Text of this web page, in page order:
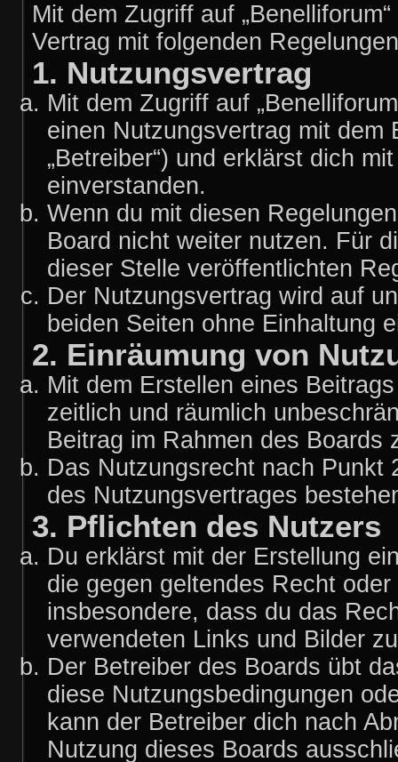
Mit dem Zugriff auf
Vertrag mit folgenden
1. Nutzungsvertrag
Mit dem Zugriff auf
einen Nutzungsvertrag mit dem
„Betreiber“) und erklärst dich
einverstanden.
Wenn du mit diesen
Board nicht weiter nutzen. Für
dieser Stelle veröffentlichten
Der Nutzungsvertrag wird auf
beiden Seiten ohne Einhaltung
2. Einräumung von
Mit dem Erstellen eines
zeitlich und räumlich
Beitrag im Rahmen des Boards
Das Nutzungsrecht nach Punkt
des Nutzungsvertrages
3. Pflichten des Nutzers
Du erklärst mit der Erstellung
die gegen geltendes Recht
insbesondere, dass du das
verwendeten Links und Bilder
Der Betreiber des Boards übt
diese Nutzungsbedingungen
kann der Betreiber dich nach
Nutzung dieses Boards